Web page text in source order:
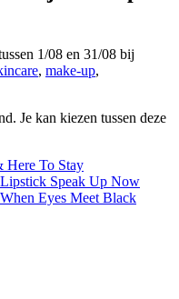
1/08 en 31/08 bij
, make-up,
Je kan kiezen tussen deze
Here To Stay
Speak Up Now
Eyes Meet Black